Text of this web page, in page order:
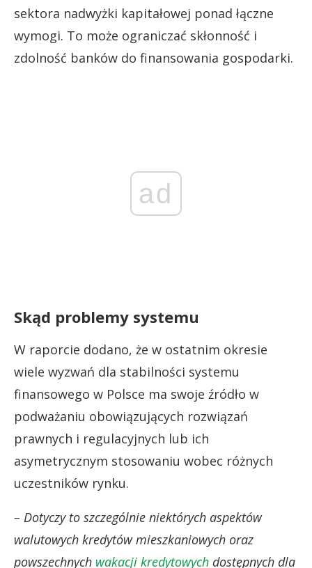
sektora nadwyżki kapitałowej ponad łączne
wymogi. To może ograniczać skłonność i
zdolność banków do finansowania gospodarki.
ad
Skąd problemy systemu
W raporcie dodano, że w ostatnim okresie
wiele wyzwań dla stabilności systemu
finansowego w Polsce ma swoje źródło w
podważaniu obowiązujących rozwiązań
prawnych i regulacyjnych lub ich
asymetrycznym stosowaniu wobec różnych
uczestników rynku.
– Dotyczy to szczególnie niektórych aspektów
walutowych kredytów mieszkaniowych oraz
powszechnych wakacji kredytowych dostępnych dla